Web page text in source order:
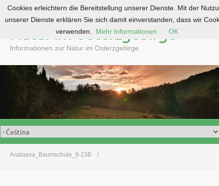
o
e
n
Natur im Osterzgebirge
Informationen zur Natur im Osterzgebirge
Analasoa_Baumschule_6-23B
Cookies erleichtern die Bereitstellung unserer Dienste. Mit der
unserer Dienste erklären Sie sich damit einverstanden, dass wir
verwenden.
Mehr Informationen OK